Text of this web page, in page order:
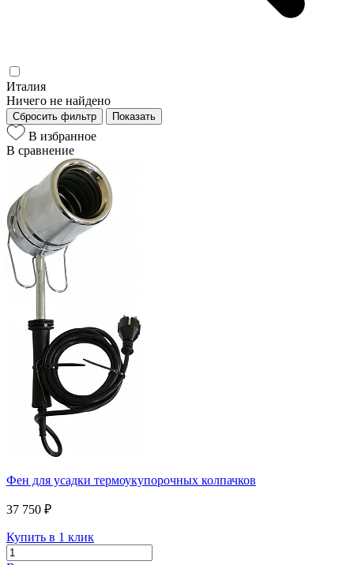
Италия
Ничего не найдено
Сбросить фильтр Показать
В избранное
В сравнение
Фен для усадки термоукупорочных колпачков
37 750 ₽
Купить в 1 клик